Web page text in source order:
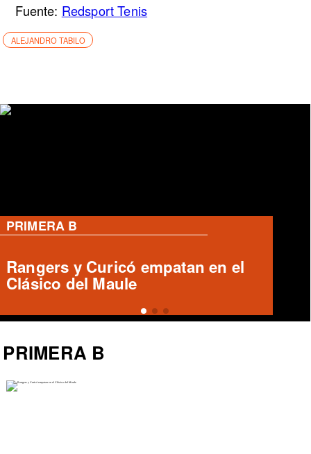
Fuente: Redsport Tenis
ALEJANDRO TABILO
PRIMERA B
Deportes Copiapó y San Luis
igualan 1-1 en el Luis Valenzuela
Hermosilla
PRIMERA B